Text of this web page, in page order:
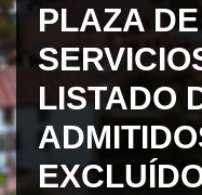
PLAZA
LISTADO